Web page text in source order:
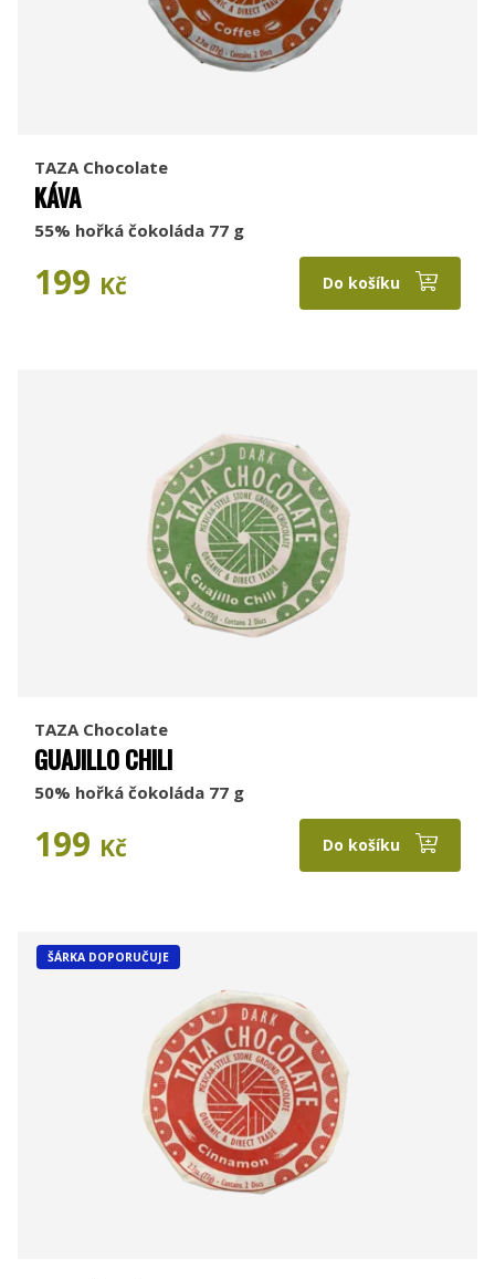
TAZA Chocolate
KÁVA
55% hořká čokoláda 77 g
199 Kč Do košíku
TAZA Chocolate
GUAJILLO CHILI
50% hořká čokoláda 77 g
199 Kč Do košíku
ŠÁRKA DOPORUČUJE